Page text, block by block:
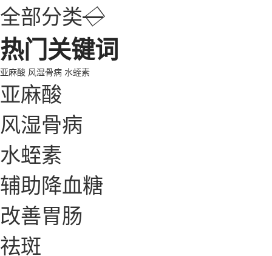
全部分类◇
热门关键词
亚麻酸 风湿骨病 水蛭素
亚麻酸
风湿骨病
水蛭素
辅助降血糖
改善胃肠
祛斑